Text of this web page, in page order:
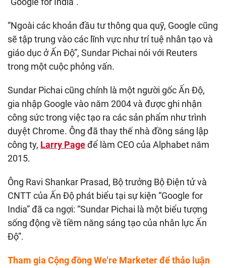
“Ngoài các khoản đầu tư thông qua quỹ, Google cũng
sẽ tập trung vào các lĩnh vực như trí tuệ nhân tạo và
giáo dục ở Ấn Độ”, Sundar Pichai nói với Reuters
trong một cuộc phỏng vấn.
Sundar Pichai cũng chính là một người gốc Ấn Độ,
gia nhập Google vào năm 2004 và được ghi nhận
công sức trong việc tạo ra các sản phẩm như trình
duyệt Chrome. Ông đã thay thế nhà đồng sáng lập
công ty, Larry Pageđể làm CEO của Alphabet năm
2015.
Ông Ravi Shankar Prasad, Bộ trưởng Bộ Điện tử và
CNTT của Ấn Độ phát biểu tại sự kiện “Google for
India” đã ca ngợi: “Sundar Pichai là một biểu tượng
sống động về tiềm năng sáng tạo của nhân lực Ấn
Độ”.
Tham gia Cộng đồng We’re Marketer để thảo luận